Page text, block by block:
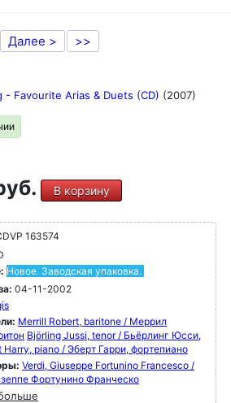
Далее > >>
- Favourite Arias & Duets (CD) (2007)
В корзину
163574
Новое. Заводская упаковка.
04-11-2002
Merrill Robert, baritone / Меррил
Björling Jussi, tenor / Бьёрлинг Юсси,
Harry, piano / Эберт Гарри, фортепиано
Verdi, Giuseppe Fortunino Francesco /
Фортунино Франческо